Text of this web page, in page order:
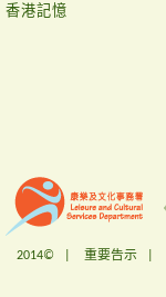
香港記憶
2014© | 重要告示